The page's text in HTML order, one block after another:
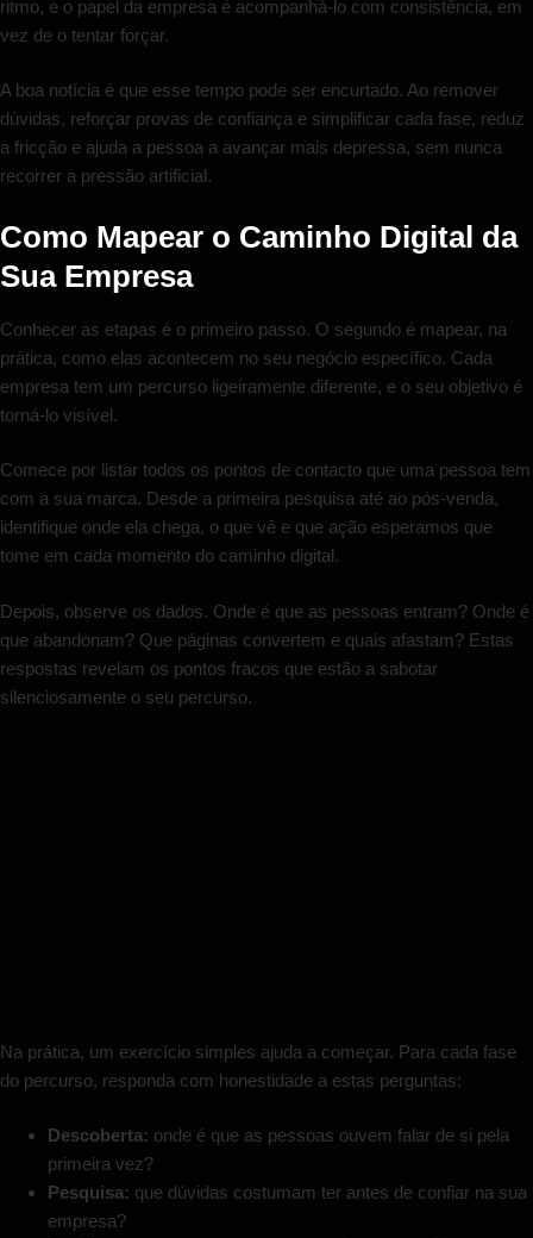
ritmo, e o papel da empresa é acompanhá-lo com consistência, em
vez de o tentar forçar.
A boa notícia é que esse tempo pode ser encurtado. Ao remover
dúvidas, reforçar provas de confiança e simplificar cada fase, reduz
a fricção e ajuda a pessoa a avançar mais depressa, sem nunca
recorrer a pressão artificial.
Como Mapear o Caminho Digital da
Sua Empresa
Conhecer as etapas é o primeiro passo. O segundo é mapear, na
prática, como elas acontecem no seu negócio específico. Cada
empresa tem um percurso ligeiramente diferente, e o seu objetivo é
torná-lo visível.
Comece por listar todos os pontos de contacto que uma pessoa tem
com a sua marca. Desde a primeira pesquisa até ao pós-venda,
identifique onde ela chega, o que vê e que ação esperamos que
tome em cada momento do caminho digital.
Depois, observe os dados. Onde é que as pessoas entram? Onde é
que abandonam? Que páginas convertem e quais afastam? Estas
respostas revelam os pontos fracos que estão a sabotar
silenciosamente o seu percurso.
Na prática, um exercício simples ajuda a começar. Para cada fase
do percurso, responda com honestidade a estas perguntas:
Descoberta: onde é que as pessoas ouvem falar de si pela
primeira vez?
Pesquisa: que dúvidas costumam ter antes de confiar na sua
empresa?